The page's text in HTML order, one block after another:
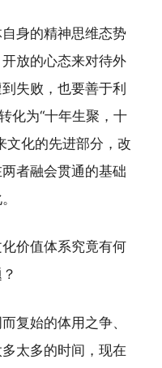
身的精神思维态势
放的心态来对待外
失败，也要善于利
化为“十年生聚，十
文化的先进部分，改
者融会贯通的基础
价值体系究竟有何
复始的体用之争、
太多的时间，现在